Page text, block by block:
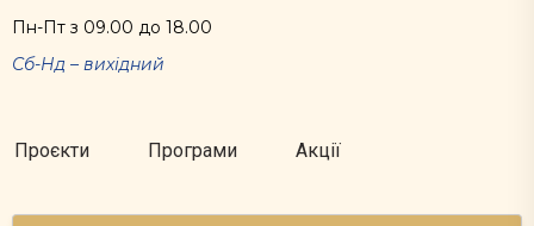
Пн-Пт з 09.00 до 18.00
Сб-Нд – вихідний
Проєкти Програми Акції